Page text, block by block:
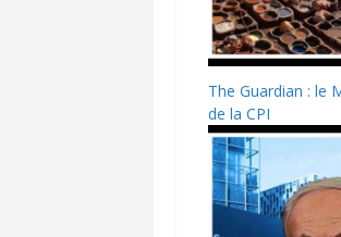
The Guardian : le
de la CPI